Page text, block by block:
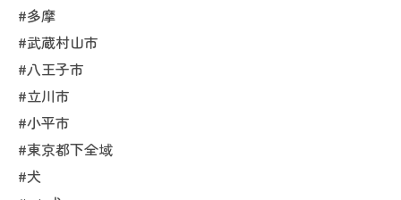
#多摩
#武蔵村山市
#八王子市
#立川市
#小平市
#東京都下全域
#犬